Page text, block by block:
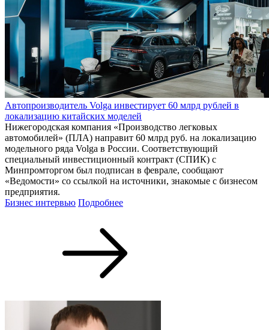
Автопроизводитель Volga инвестирует 60 млрд рублей в
локализацию китайских моделей
Нижегородская компания «Производство легковых
автомобилей» (ПЛА) направит 60 млрд руб. на локализацию
модельного ряда Volga в России. Соответствующий
специальный инвестиционный контракт (СПИК) с
Минпромторгом был подписан в феврале, сообщают
«Ведомости» со ссылкой на источники, знакомые с бизнесом
предприятия.
Бизнес интервью Подробнее